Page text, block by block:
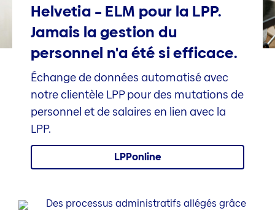
Helvetia – ELM pour la LPP.
Jamais la gestion du
personnel n'a été si efficace.
Échange de données automatisé avec
notre clientèle LPP pour des mutations de
personnel et de salaires en lien avec la
LPP.
LPPonline
Des processus administratifs allégés grâce